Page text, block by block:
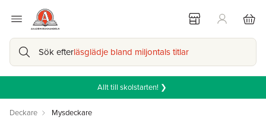
Sök efterläsglädje bland miljontals titlar
Allt till skolstarten! ❯
Deckare Mysdeckare